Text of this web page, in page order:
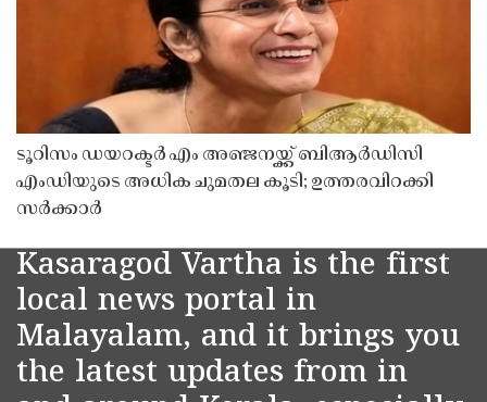
ടൂറിസം ഡയറക്ടർ എം അഞ്ജനയ്ക്ക് ബിആർഡിസി
എംഡിയുടെ അധിക ചുമതല കൂടി; ഉത്തരവിറക്കി
സർക്കാർ
Kasaragod Vartha is the first
local news portal in
Malayalam, and it brings you
the latest updates from in